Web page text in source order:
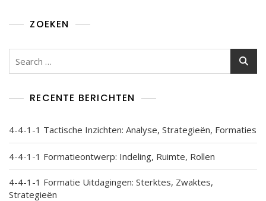
ZOEKEN
RECENTE BERICHTEN
4-4-1-1 Tactische Inzichten: Analyse, Strategieën, Formaties
4-4-1-1 Formatieontwerp: Indeling, Ruimte, Rollen
4-4-1-1 Formatie Uitdagingen: Sterktes, Zwaktes,
Strategieën